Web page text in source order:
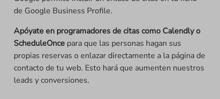
de Google Business Profile.
Apóyate en programadores de citas como Calendly o
ScheduleOnce para que las personas hagan sus
propias reservas o enlazar directamente a la página de
contacto de tu web. Esto hará que aumenten nuestros
leads y conversiones.